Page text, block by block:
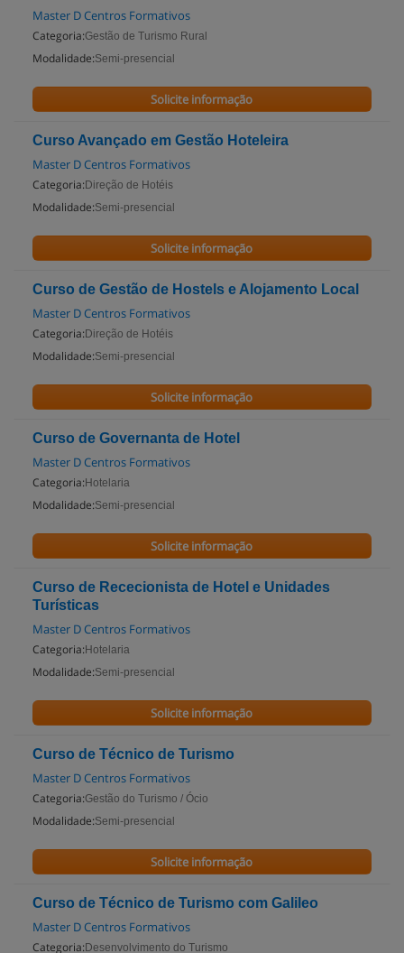
Master D Centros Formativos
Categoria:Gestão de Turismo Rural
Modalidade:Semi-presencial
Solicite informação
Curso Avançado em Gestão Hoteleira
Master D Centros Formativos
Categoria: Direção de Hotéis
Modalidade:Semi-presencial
Solicite informação
Curso de Gestão de Hostels e Alojamento Local
Master D Centros Formativos
Categoria: Direção de Hotéis
Modalidade:Semi-presencial
Solicite informação
Curso de Governanta de Hotel
Master D Centros Formativos
Categoria: Hotelaria
Modalidade:Semi-presencial
Solicite informação
Curso de Rececionista de Hotel e Unidades
Turísticas
Master D Centros Formativos
Categoria: Hotelaria
Modalidade:Semi-presencial
Solicite informação
Curso de Técnico de Turismo
Master D Centros Formativos
Categoria:Gestão do Turismo / Ócio
Modalidade:Semi-presencial
Solicite informação
Curso de Técnico de Turismo com Galileo
Master D Centros Formativos
Categoria: Desenvolvimento do Turismo